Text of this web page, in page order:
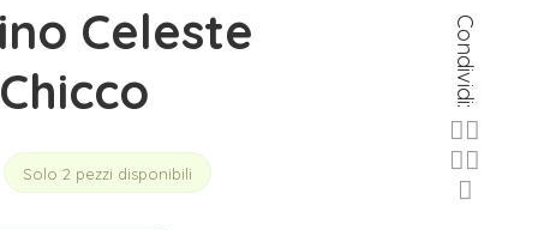
Condividi:
Celeste
Solo 2 pezzi disponibili